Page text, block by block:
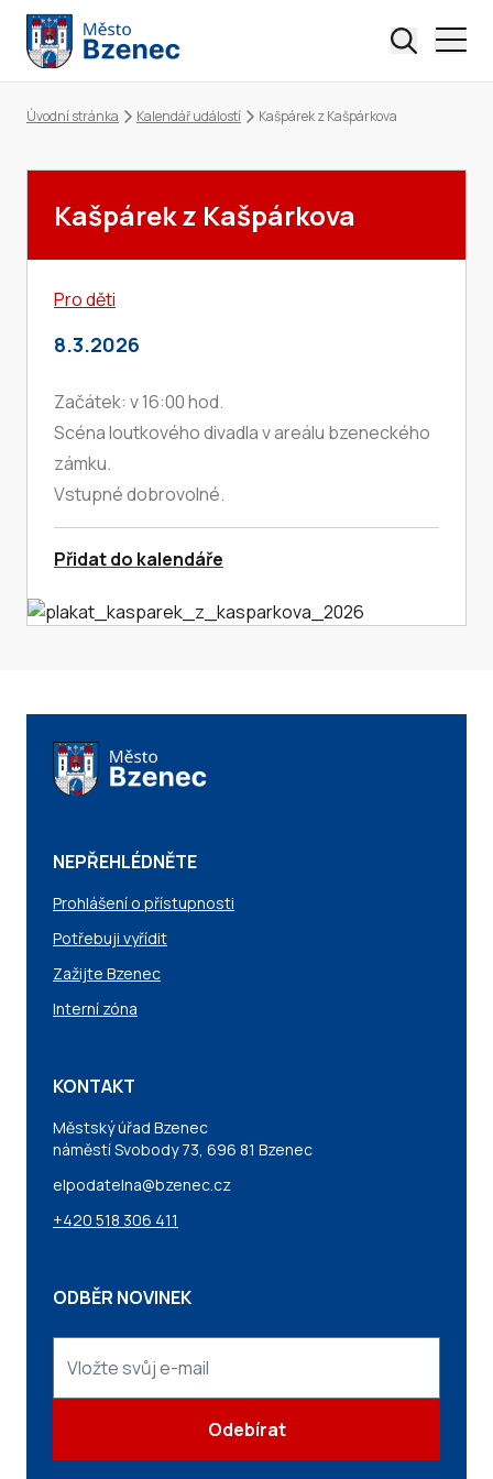
Drobečková navigace
Úvodní stránka Kalendář událostí Kašpárek z Kašpárkova
Kašpárek z Kašpárkova
Pro děti
8.3.2026
Začátek: v 16:00 hod.
Scéna loutkového divadla v areálu bzeneckého
zámku.
Vstupné dobrovolné.
Přidat do kalendáře
NEPŘEHLÉDNĚTE
Prohlášení o přístupnosti
Potřebuji vyřídit
Zažijte Bzenec
Interní zóna
KONTAKT
Městský úřad Bzenec
náměstí Svobody 73, 696 81 Bzenec
elpodatelna@bzenec.cz
+420 518 306 411
ODBĚR NOVINEK
Odebírat